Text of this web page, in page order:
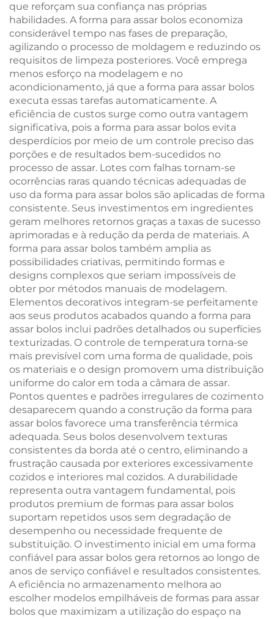
que reforçam sua confiança nas próprias
habilidades. A forma para assar bolos economiza
considerável tempo nas fases de preparação,
agilizando o processo de moldagem e reduzindo os
requisitos de limpeza posteriores. Você emprega
menos esforço na modelagem e no
acondicionamento, já que a forma para assar bolos
executa essas tarefas automaticamente. A
eficiência de custos surge como outra vantagem
significativa, pois a forma para assar bolos evita
desperdícios por meio de um controle preciso das
porções e de resultados bem-sucedidos no
processo de assar. Lotes com falhas tornam-se
ocorrências raras quando técnicas adequadas de
uso da forma para assar bolos são aplicadas de forma
consistente. Seus investimentos em ingredientes
geram melhores retornos graças a taxas de sucesso
aprimoradas e à redução da perda de materiais. A
forma para assar bolos também amplia as
possibilidades criativas, permitindo formas e
designs complexos que seriam impossíveis de
obter por métodos manuais de modelagem.
Elementos decorativos integram-se perfeitamente
aos seus produtos acabados quando a forma para
assar bolos inclui padrões detalhados ou superfícies
texturizadas. O controle de temperatura torna-se
mais previsível com uma forma de qualidade, pois
os materiais e o design promovem uma distribuição
uniforme do calor em toda a câmara de assar.
Pontos quentes e padrões irregulares de cozimento
desaparecem quando a construção da forma para
assar bolos favorece uma transferência térmica
adequada. Seus bolos desenvolvem texturas
consistentes da borda até o centro, eliminando a
frustração causada por exteriores excessivamente
cozidos e interiores mal cozidos. A durabilidade
representa outra vantagem fundamental, pois
produtos premium de formas para assar bolos
suportam repetidos usos sem degradação de
desempenho ou necessidade frequente de
substituição. O investimento inicial em uma forma
confiável para assar bolos gera retornos ao longo de
anos de serviço confiável e resultados consistentes.
A eficiência no armazenamento melhora ao
escolher modelos empilháveis de formas para assar
bolos que maximizam a utilização do espaço na